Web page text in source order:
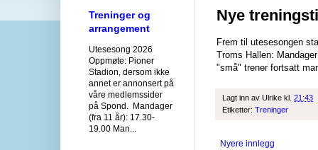
Nye
Frem til utesesongen
Troms Hallen:
"små" trener fortsatt
Lagt inn av Ulrike kl. 21:43
Etiketter: Treninger
Nyere innlegg
Treninger og
arrangement
Utesesong 2026
Oppmøte: Pioner
Stadion, dersom ikke
annet er annonsert på
våre medlemssider
på Spond. Mandager
(fra 11 år): 17.30-
19.00 Man...